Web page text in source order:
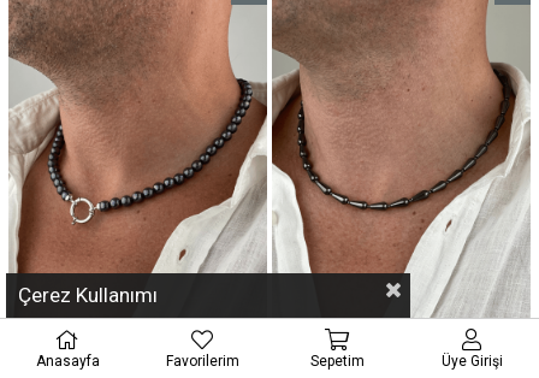
%19İndirim
Çerez Kullanımı
Anasayfa Favorilerim Sepetim Üye Girişi